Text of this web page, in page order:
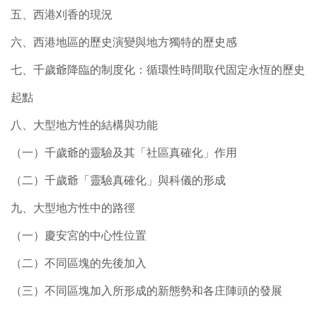
五、西港刈香的現況
六、西港地區的歷史演變與地方獨特的歷史感
七、千歲爺降臨的制度化：循環性時間取代固定永恆的歷史
起點
八、大型地方性的結構與功能
（一）千歲爺的靈驗及其「社區真確化」作用
（二）千歲爺「靈驗真確化」與科儀的形成
九、大型地方性中的路徑
（一）慶安宮的中心性位置
（二）不同區塊的先後加入
（三）不同區塊加入所形成的新態勢和各庄陣頭的發展